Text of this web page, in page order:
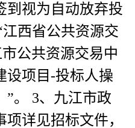
到视为自动放弃投
西省公共资源交
公共资源交易中
设项目-投标人操
”。 3、九江市政
详见招标文件，